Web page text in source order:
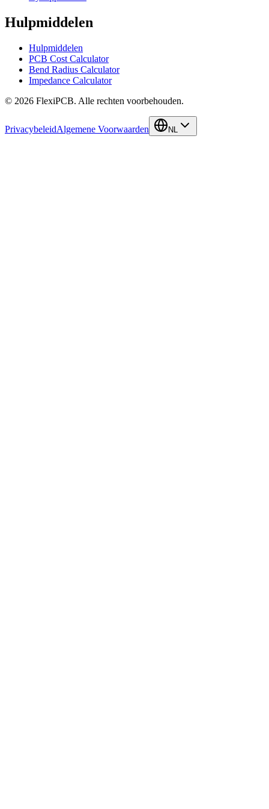
Hulpmiddelen
Hulpmiddelen
PCB Cost Calculator
Bend Radius Calculator
Impedance Calculator
© 2026 FlexiPCB. Alle rechten voorbehouden.
PrivacybeleidAlgemene Voorwaarden NL